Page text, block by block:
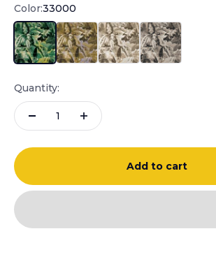
Color:33000
33000
33001 33002 33003
Quantity:
Add to cart